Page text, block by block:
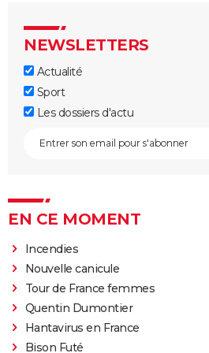
NEWSLETTERS
Actualité
Sport
Les dossiers d'actu
EN CE MOMENT
Incendies
Nouvelle canicule
Tour de France femmes
Quentin Dumontier
Hantavirus en France
Bison Futé